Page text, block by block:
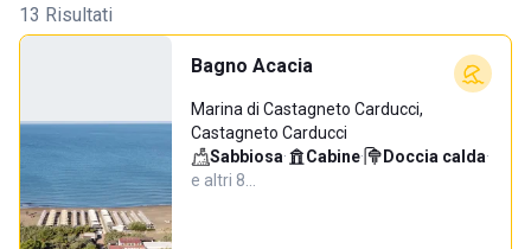
13 Risultati
Bagno Acacia
Marina di Castagneto Carducci,
Castagneto Carducci
Sabbiosa· Cabine· Doccia calda·
e altri 8…